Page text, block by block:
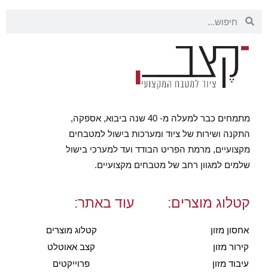
מתמחים כבר למעלה מ- 40 שנה ביבוא, אספקה,
התקנה ושירות של ציוד ומערכות בישול למטבחים
מקצועיים, מרמת הפריט הבודד ועד למערכי בישול
שלמים למגוון רחב של מטבחים מקצועיים.
קטלוג מוצרים:
אחסון מזון
קירור מזון
עיבוד מזון
עוד באתר:
קטלוג מוצרים
קצב אאוטלט
פרוייקטים